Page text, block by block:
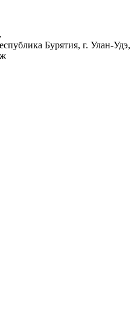
Бурятия, г. Улан-Удэ,